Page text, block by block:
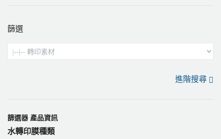
篩選
進階搜尋
篩選器 產品資訊
水轉印膜種類